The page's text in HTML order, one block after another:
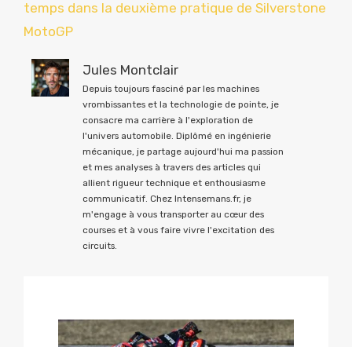
temps dans la deuxième pratique de Silverstone
MotoGP
Jules Montclair
Depuis toujours fasciné par les machines
vrombissantes et la technologie de pointe, je
consacre ma carrière à l'exploration de
l'univers automobile. Diplômé en ingénierie
mécanique, je partage aujourd'hui ma passion
et mes analyses à travers des articles qui
allient rigueur technique et enthousiasme
communicatif. Chez Intensemans.fr, je
m'engage à vous transporter au cœur des
courses et à vous faire vivre l'excitation des
circuits.